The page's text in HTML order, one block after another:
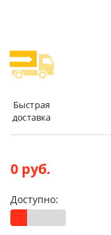
Быстрая
доставка
0 руб.
Доступно: